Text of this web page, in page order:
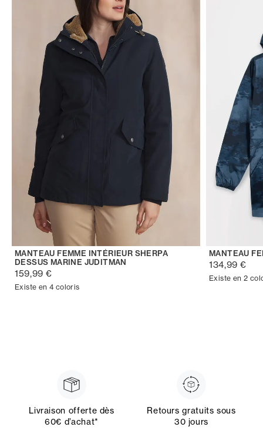
MANTEAU FEMME INTÉRIEUR SHERPA
DESSUS MARINE JUDITMAN
159,99 €
Existe en 4 coloris
MANTEAU
134,99 €
Existe en 2
Livraison offerte dès
60€ d’achat*
Retours gratuits sous
30 jours